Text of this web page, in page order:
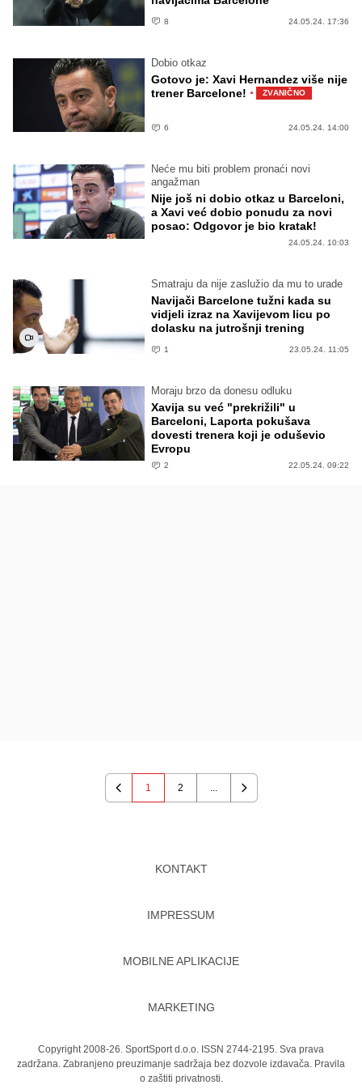
8 24.05.24. 17:36
Dobio otkaz
Gotovo je: Xavi Hernandez više nije
trener Barcelone! · ZVANIČNO
6 24.05.24. 14:00
Neće mu biti problem pronaći novi
angažman
Nije još ni dobio otkaz u Barceloni,
a Xavi već dobio ponudu za novi
posao: Odgovor je bio kratak!
24.05.24. 10:03
Smatraju da nije zaslužio da mu to urade
Navijači Barcelone tužni kada su
vidjeli izraz na Xavijevom licu po
dolasku na jutrošnji trening
1 23.05.24. 11:05
Moraju brzo da donesu odluku
Xavija su već "prekrižili" u
Barceloni, Laporta pokušava
dovesti trenera koji je oduševio
Evropu
2 22.05.24. 09:22
Previous
1 2 ...
Next
KONTAKT
IMPRESSUM
MOBILNE APLIKACIJE
MARKETING
Copyright 2008-26. SportSport d.o.o. ISSN 2744-2195. Sva prava
zadržana. Zabranjeno preuzimanje sadržaja bez dozvole izdavača. Pravila
o zaštiti privatnosti.